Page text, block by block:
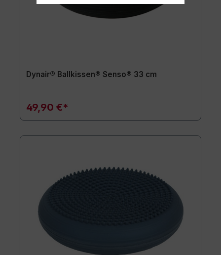
Dynair® Ballkissen® Senso® 33 cm
49,90 €*